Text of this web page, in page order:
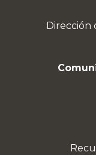
Dirección